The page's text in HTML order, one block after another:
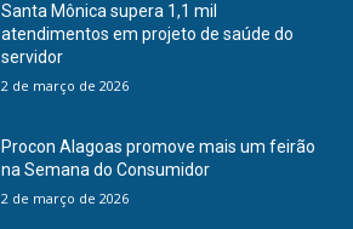
Santa Mônica supera 1,1 mil
atendimentos em projeto de saúde do
servidor
2 de março de 2026
Procon Alagoas promove mais um feirão
na Semana do Consumidor
2 de março de 2026